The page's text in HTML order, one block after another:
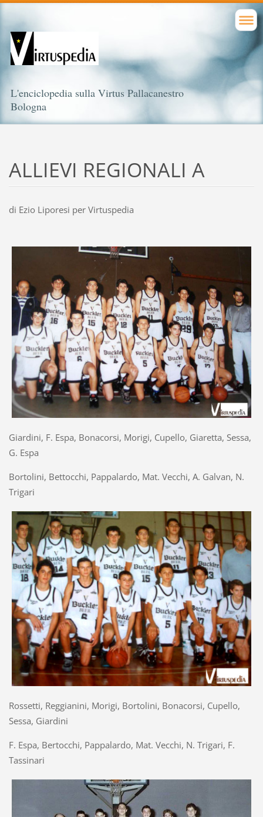
L'enciclopedia sulla Virtus Pallacanestro
Bologna
ALLIEVI REGIONALI A
di Ezio Liporesi per Virtuspedia
Giardini, F. Espa, Bonacorsi, Morigi, Cupello, Giaretta, Sessa,
G. Espa
Bortolini, Bettocchi, Pappalardo, Mat. Vecchi, A. Galvan, N.
Trigari
Rossetti, Reggianini, Morigi, Bortolini, Bonacorsi, Cupello,
Sessa, Giardini
F. Espa, Bertocchi, Pappalardo, Mat. Vecchi, N. Trigari, F.
Tassinari